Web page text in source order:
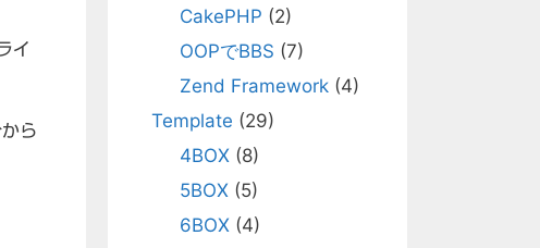
イ
ら
CakePHP (2)
OOPでBBS (7)
Zend Framework(4)
Template (29)
4BOX(8)
5BOX(5)
6BOX(4)